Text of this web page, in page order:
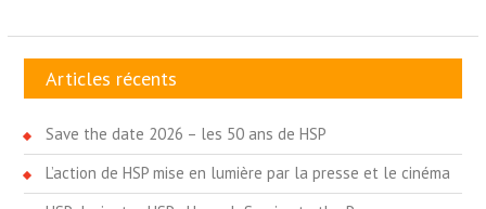
Articles récents
Save the date 2026 – les 50 ans de HSP
L’action de HSP mise en lumière par la presse et le cinéma